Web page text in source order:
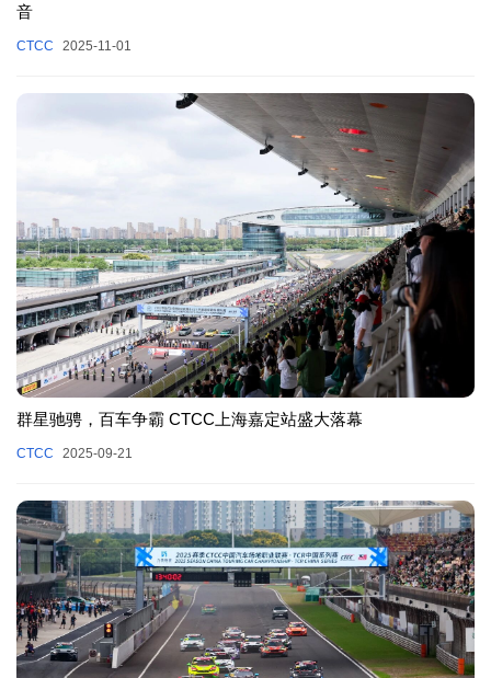
音
CTCC 2025-11-01
群星驰骋，百车争霸 CTCC上海嘉定站盛大落幕
CTCC 2025-09-21